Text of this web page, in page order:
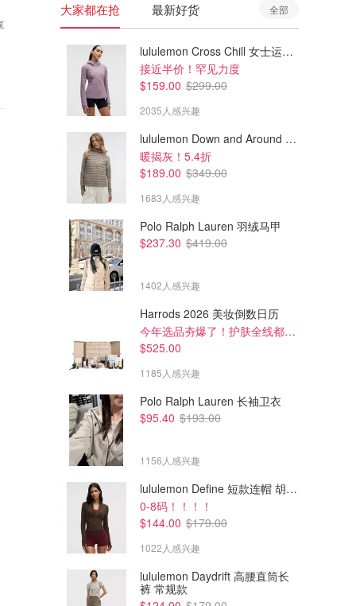
$258.01
SkinCeuticals Silymarin CF 精
$120.00
SkinCeuticals Blemish and
Age Defense 精华液
大家都在抢 最新好货 全部
lululemon Cross Chill 女士运动外套
接近半价！罕见力度
$159.00 $299.00
2035人感兴趣
lululemon Down and Around 羽绒夹克
暖揭灰！5.4折
$189.00 $349.00
1683人感兴趣
Polo Ralph Lauren 羽绒马甲
$237.30 $419.00
1402人感兴趣
Harrods 2026 美妆倒数日历
今年选品夯爆了！护肤全线都很绝
$525.00
1185人感兴趣
Polo Ralph Lauren 长袖卫衣
$95.40 $193.00
1156人感兴趣
lululemon Define 短款连帽 胡桃棕
0-8码！！！！
$144.00 $179.00
1022人感兴趣
lululemon Daydrift 高腰直筒长
裤 常规款